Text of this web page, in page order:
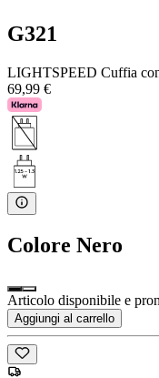
G321
LIGHTSPEED Cuffia
69,99 €
Colore Nero
Articolo disponibile e
Aggiungi al carrello